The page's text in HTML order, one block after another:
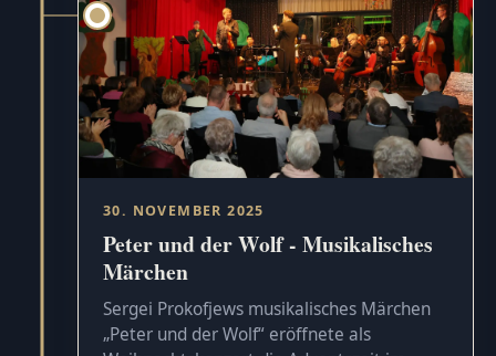
30. NOVEMBER 2025
Peter und der Wolf - Musikalisches
Märchen
Sergei Prokofjews musikalisches Märchen
„Peter und der Wolf“ eröffnete als